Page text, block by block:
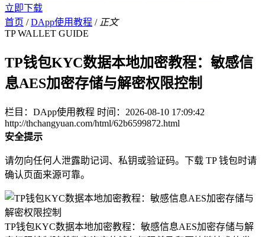
立即下载
首页 / DApp使用教程 / 正文
TP WALLET GUIDE
TP钱包KYC数据本地加密教程：敏感信
息AES加密存储与解密权限控制
栏目：DApp使用教程 时间：2026-08-10 17:09:42
http://thchangyuan.com/html/62b6599872.html
安全提示
请勿向任何人泄露助记词、私钥或验证码。下载 TP 钱包时请
确认页面来源可靠。
TP钱包KYC数据本地加密教程：敏感信息AES加密存储与解